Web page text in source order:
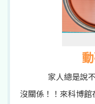
家人總是說
沒關係！！來科博館